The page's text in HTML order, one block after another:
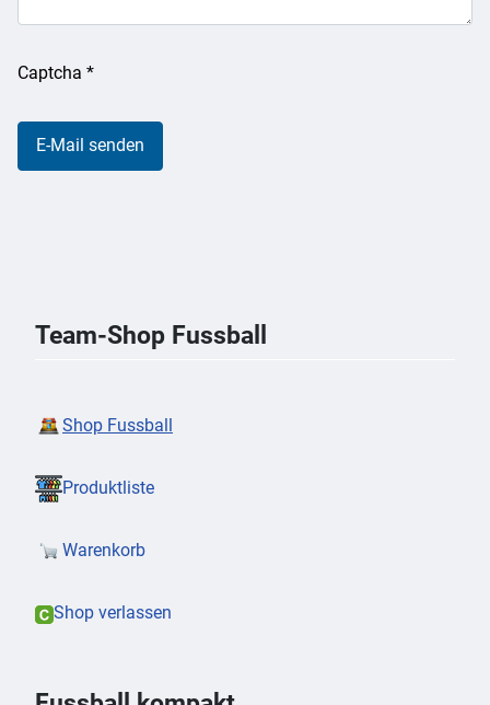
Captcha *
E-Mail senden
Team-Shop Fussball
Shop Fussball
Produktliste
Warenkorb
Shop verlassen